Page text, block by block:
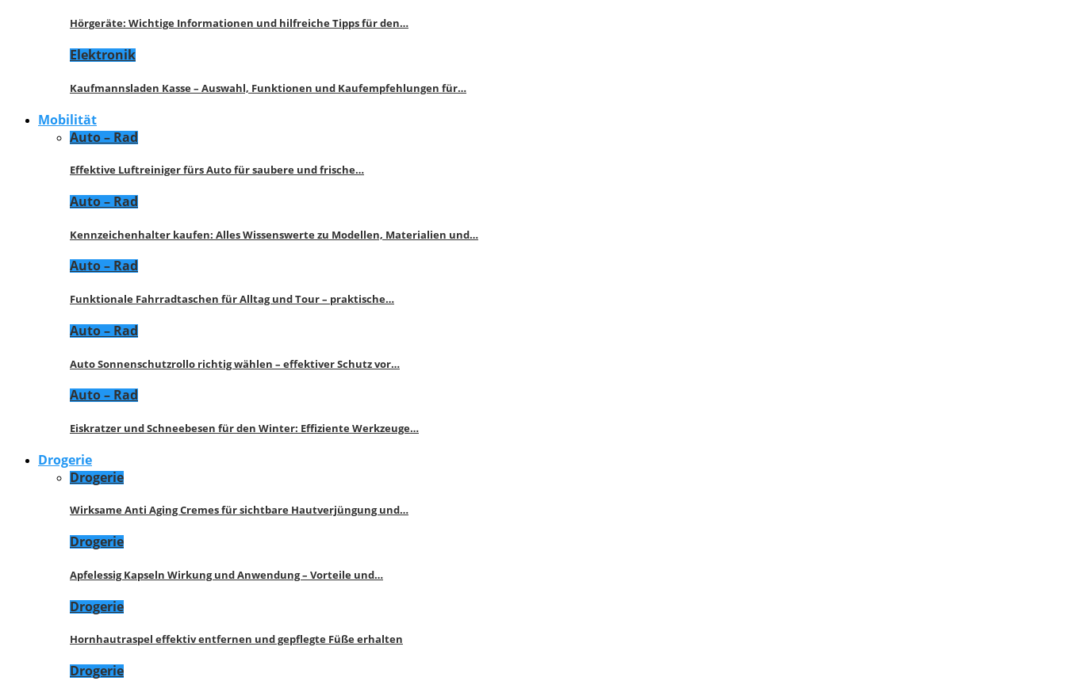
Hörgeräte: Wichtige Informationen und hilfreiche Tipps für den…
Elektronik
Kaufmannsladen Kasse – Auswahl, Funktionen und Kaufempfehlungen für…
Mobilität
Auto – Rad
Effektive Luftreiniger fürs Auto für saubere und frische…
Auto – Rad
Kennzeichenhalter kaufen: Alles Wissenswerte zu Modellen, Materialien und…
Auto – Rad
Funktionale Fahrradtaschen für Alltag und Tour – praktische…
Auto – Rad
Auto Sonnenschutzrollo richtig wählen – effektiver Schutz vor…
Auto – Rad
Eiskratzer und Schneebesen für den Winter: Effiziente Werkzeuge…
Drogerie
Drogerie
Wirksame Anti Aging Cremes für sichtbare Hautverjüngung und…
Drogerie
Apfelessig Kapseln Wirkung und Anwendung – Vorteile und…
Drogerie
Hornhautraspel effektiv entfernen und gepflegte Füße erhalten
Drogerie